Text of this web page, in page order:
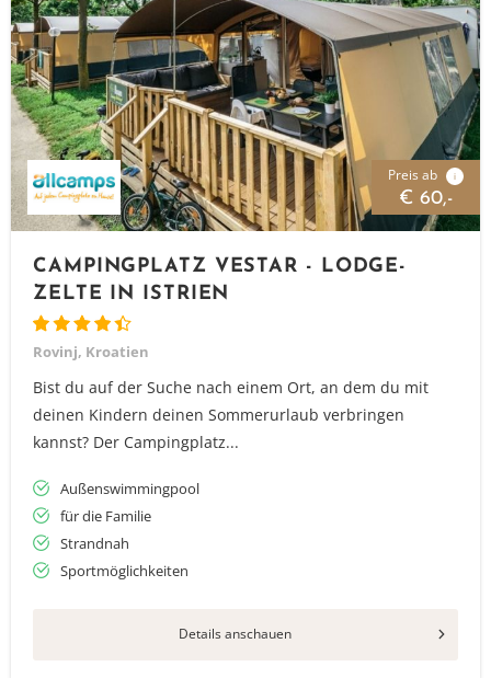
Preis ab i
€ 60,-
CAMPINGPLATZ VESTAR - LODGE-
ZELTE IN ISTRIEN
Rovinj, Kroatien
Bist du auf der Suche nach einem Ort, an dem du mit
deinen Kindern deinen Sommerurlaub verbringen
kannst? Der Campingplatz...
Außenswimmingpool
für die Familie
Strandnah
Sportmöglichkeiten
Details anschauen